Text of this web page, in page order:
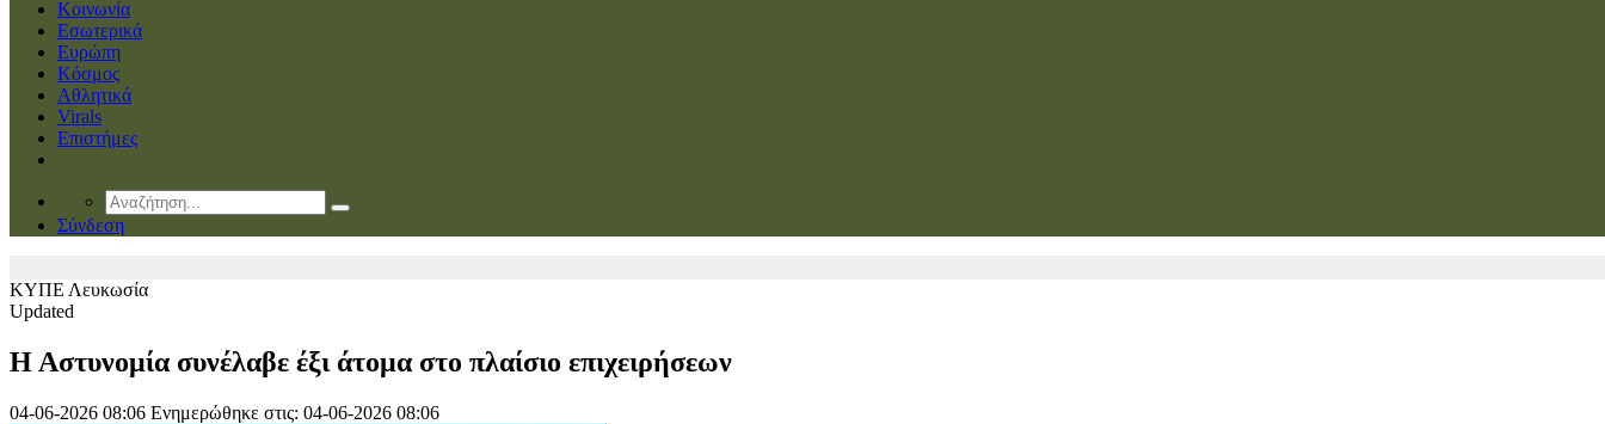
Κοινωνία
Εσωτερικά
Ευρώπη
Κόσμος
Αθλητικά
Virals
Επιστήμες
Σύνδεση
ΚΥΠΕ Λευκωσία
Updated
Η Αστυνομία συνέλαβε έξι άτομα στο πλαίσιο επιχειρήσεων
04-06-2026 08:06 Ενημερώθηκε στις: 04-06-2026 08:06